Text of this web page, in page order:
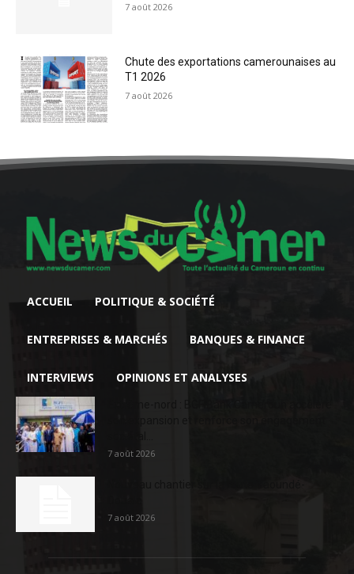
7 août 2026
Chute des exportations camerounaises au
T1 2026
7 août 2026
ACCUEIL POLITIQUE & SOCIÉTÉ
ENTREPRISES & MARCHÉS BANQUES & FINANCE
INTERVIEWS OPINIONS ET ANALYSES
7 août 2026
7 août 2026